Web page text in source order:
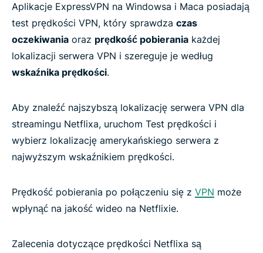
Aplikacje ExpressVPN na Windowsa i Maca posiadają
test prędkości VPN, który sprawdza czas
oczekiwania oraz prędkość pobierania każdej
lokalizacji serwera VPN i szereguje je według
wskaźnika prędkości.
Aby znaleźć najszybszą lokalizację serwera VPN dla
streamingu Netflixa, uruchom Test prędkości i
wybierz lokalizację amerykańskiego serwera z
najwyższym wskaźnikiem prędkości.
Prędkość pobierania po połączeniu się z VPN może
wpłynąć na jakość wideo na Netflixie.
Zalecenia dotyczące prędkości Netflixa są